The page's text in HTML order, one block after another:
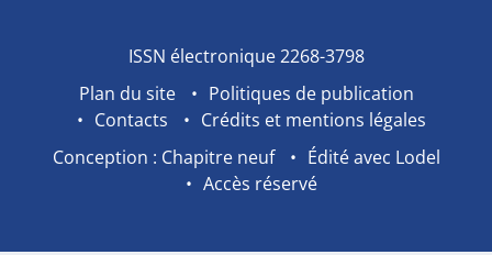
ISSN électronique 2268-3798
Plan du site
Politiques de publication
Contacts
Crédits et mentions légales
Conception : Chapitre neuf
Édité avec Lodel
Accès réservé